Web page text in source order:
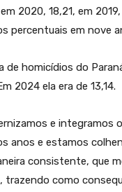
em 2020, 18,21, em
percentuais em nove
de homicídios do
2024 ela era de 13,14.
e integramos
anos e estamos
consistente, que
trazendo como